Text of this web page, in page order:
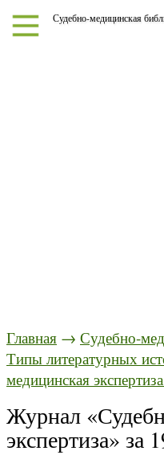
Судебно-медицинская
Главная → Судебно-
Типы литературных
медицинская
Журнал
экспертиза» за